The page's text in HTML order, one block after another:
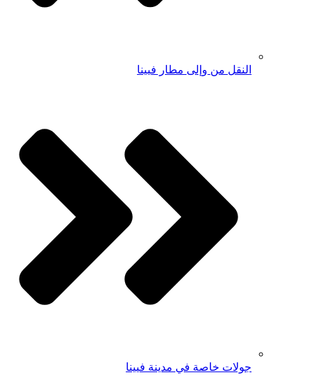
النقل من وإلى مطار فيينا
جولات خاصة في مدينة فيينا